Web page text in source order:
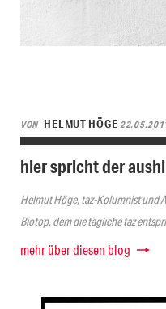
VON HELMUT HÖGE
hier spricht der
Helmut Höge, taz-Kolumnist und
Biotop, dem die tägliche taz
mehr über diesen blog